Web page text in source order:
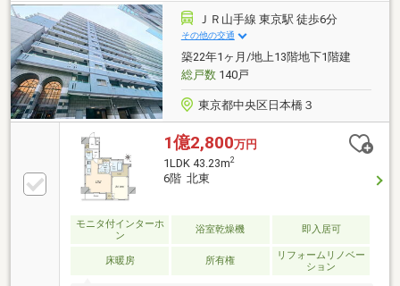
ＪＲ山手線 東京駅 徒歩6分
その他の交通
築22年1ヶ月/地上13階地下1階建
総戸数140戸
東京都中央区日本橋３
1億2,800万円
1LDK 43.23m2
6階 北東
モニタ付インターホ
ン
浴室乾燥機 即入居可
床暖房 所有権
リフォームリノベー
ション